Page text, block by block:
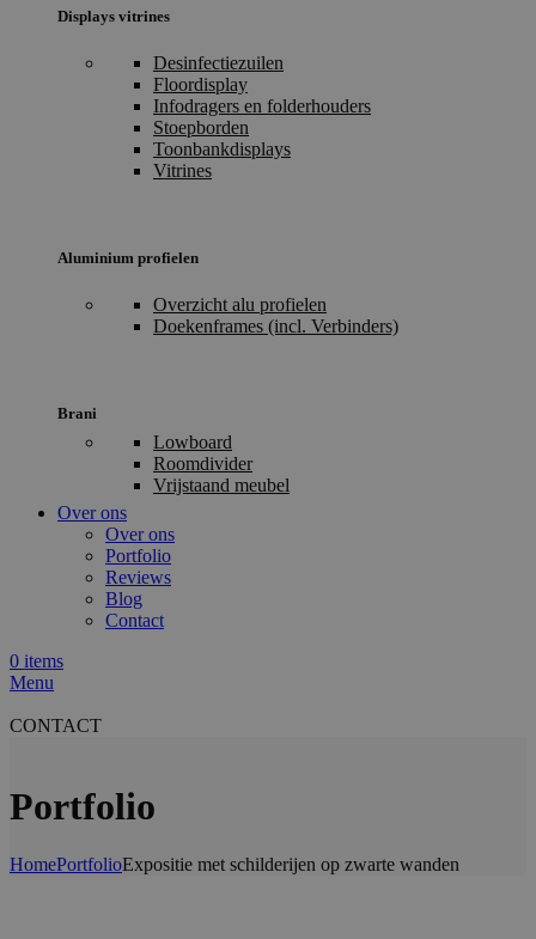
Displays vitrines
Desinfectiezuilen
Floordisplay
Infodragers en folderhouders
Stoepborden
Toonbankdisplays
Vitrines
Aluminium profielen
Overzicht alu profielen
Doekenframes (incl. Verbinders)
Brani
Lowboard
Roomdivider
Vrijstaand meubel
Over ons
Over ons
Portfolio
Reviews
Blog
Contact
0 items
Menu
CONTACT
Portfolio
HomePortfolioExpositie met schilderijen op zwarte wanden